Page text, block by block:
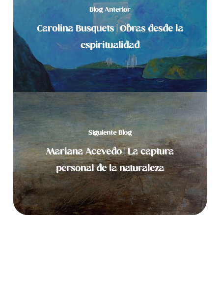
Blog Anterior
Carolina Busquets | Obras desde la
espiritualidad
Siguiente Blog
Mariana Acevedo | La captura
personal de la naturaleza